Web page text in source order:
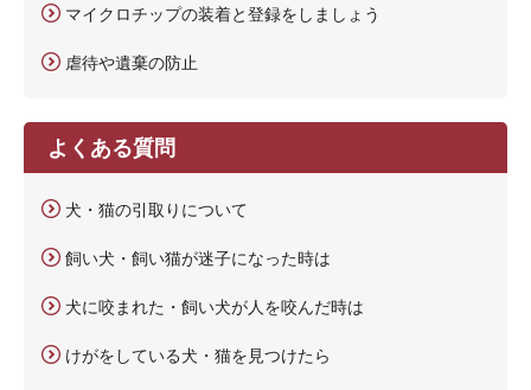
マイクロチップの装着と登録をしましょう
虐待や遺棄の防止
よくある質問
犬・猫の引取りについて
飼い犬・飼い猫が迷子になった時は
犬に咬まれた・飼い犬が人を咬んだ時は
けがをしている犬・猫を見つけたら